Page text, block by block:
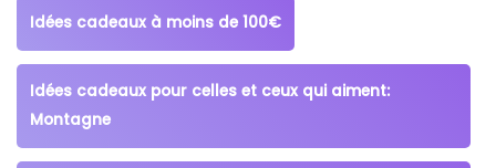
Idées cadeaux à moins de 100€
Idées cadeaux pour celles et ceux qui aiment:
Montagne